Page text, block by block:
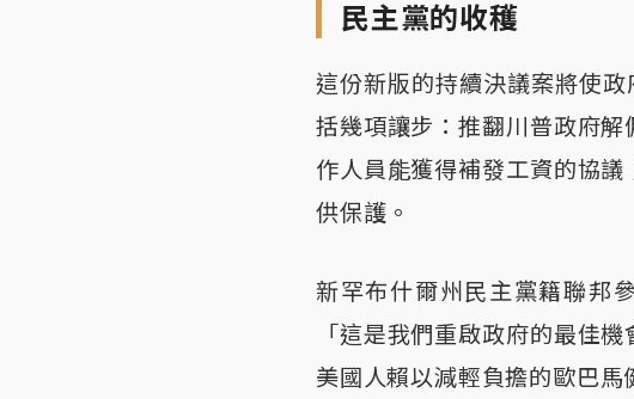
民主黨的收穫
這份新版的持續決議案將使
括幾項讓步：推翻川普政府
作人員能獲得補發工資的協
供保護。
新罕布什爾州民主黨籍聯邦
「這是我們重啟政府的最佳
美國人賴以減輕負擔的歐巴馬